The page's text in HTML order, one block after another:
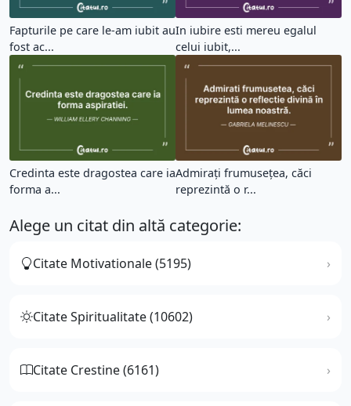
Fapturile pe care le-am iubit au
fost ac...
In iubire esti mereu egalul
celui iubit,...
Credinta este dragostea care ia
forma a...
Admirați frumusețea, căci
reprezintă o r...
Alege un citat din altă categorie:
Citate Motivationale (5195)
Citate Spiritualitate (10602)
Citate Crestine (6161)